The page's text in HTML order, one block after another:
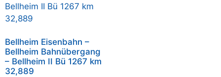
Bellheim Eisenbahn –
Bellheim Bahnübergang
– Bellheim II Bü 1267 km
32,889